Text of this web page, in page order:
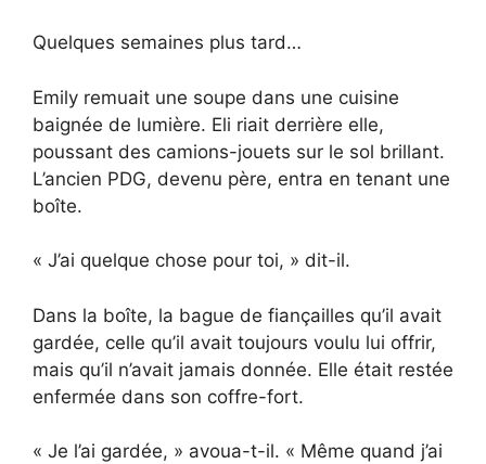
Quelques semaines plus tard…
Emily remuait une soupe dans une cuisine
baignée de lumière. Eli riait derrière elle,
poussant des camions-jouets sur le sol brillant.
L’ancien PDG, devenu père, entra en tenant une
boîte.
« J’ai quelque chose pour toi, » dit-il.
Dans la boîte, la bague de fiançailles qu’il avait
gardée, celle qu’il avait toujours voulu lui offrir,
mais qu’il n’avait jamais donnée. Elle était restée
enfermée dans son coffre-fort.
« Je l’ai gardée, » avoua-t-il. « Même quand j’ai